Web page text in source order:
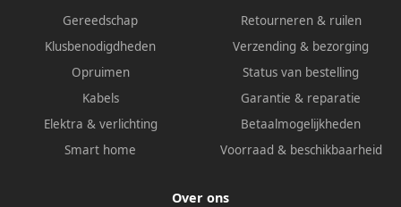
Gereedschap
Klusbenodigdheden
Opruimen
Kabels
Elektra & verlichting
Smart home
Retourneren & ruilen
Verzending & bezorging
Status van bestelling
Garantie & reparatie
Betaalmogelijkheden
Voorraad & beschikbaarheid
Over ons